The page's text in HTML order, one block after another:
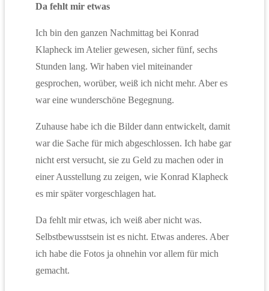
Da fehlt mir etwas
Ich bin den ganzen Nachmittag bei Konrad
Klapheck im Atelier gewesen, sicher fünf, sechs
Stunden lang. Wir haben viel miteinander
gesprochen, worüber, weiß ich nicht mehr. Aber es
war eine wunderschöne Begegnung.
Zuhause habe ich die Bilder dann entwickelt, damit
war die Sache für mich abgeschlossen. Ich habe gar
nicht erst versucht, sie zu Geld zu machen oder in
einer Ausstellung zu zeigen, wie Konrad Klapheck
es mir später vorgeschlagen hat.
Da fehlt mir etwas, ich weiß aber nicht was.
Selbstbewusstsein ist es nicht. Etwas anderes. Aber
ich habe die Fotos ja ohnehin vor allem für mich
gemacht.